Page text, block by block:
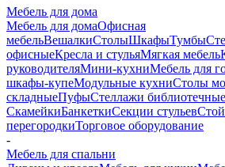
Мебель для дома
Мебель для домаОфисная
мебельВешалкиСтолыШкафыТумбы
офисныеКресла и стульяМягкая мебель
руководителяМини-кухниМебель для
шкафы-купеМодульные кухниСтолы
складныеПуфыСтеллажи библиотечные
СкамейкиБанкеткиСекции стульев
перегородкиТорговое оборудование
-
Мебель для спальни